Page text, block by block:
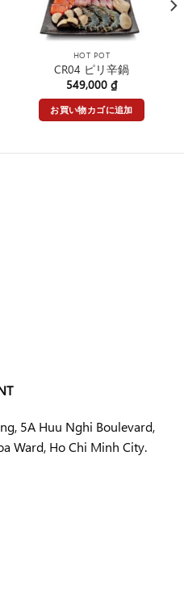
HOT POT
CR04 ピリ辛鍋
549,000 ₫
お買い物カゴに追加
5A Huu Nghi Boulevard,
Ward, Ho Chi Minh City.